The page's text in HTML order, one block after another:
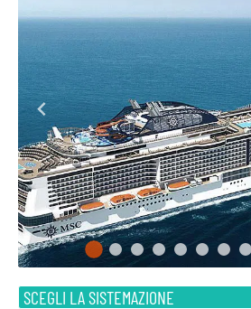
SCEGLI LA SISTEMAZIONE